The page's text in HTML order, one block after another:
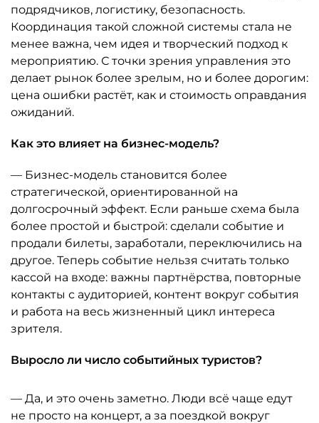
подрядчиков, логистику, безопасность.
Координация такой сложной системы стала не
менее важна, чем идея и творческий подход к
мероприятию. С точки зрения управления это
делает рынок более зрелым, но и более дорогим:
цена ошибки растёт, как и стоимость оправдания
ожиданий.
Как это влияет на бизнес-модель?
— Бизнес-модель становится более
стратегической, ориентированной на
долгосрочный эффект. Если раньше схема была
более простой и быстрой: сделали событие и
продали билеты, заработали, переключились на
другое. Теперь событие нельзя считать только
кассой на входе: важны партнёрства, повторные
контакты с аудиторией, контент вокруг события
и работа на весь жизненный цикл интереса
зрителя.
Выросло ли число событийных туристов?
— Да, и это очень заметно. Люди всё чаще едут
не просто на концерт, а за поездкой вокруг